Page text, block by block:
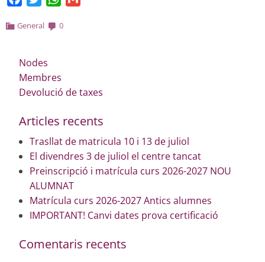
General 0
Nodes
Membres
Devolució de taxes
Articles recents
Trasllat de matricula 10 i 13 de juliol
El divendres 3 de juliol el centre tancat
Preinscripció i matrícula curs 2026-2027 NOU
ALUMNAT
Matrícula curs 2026-2027 Antics alumnes
IMPORTANT! Canvi dates prova certificació
Comentaris recents